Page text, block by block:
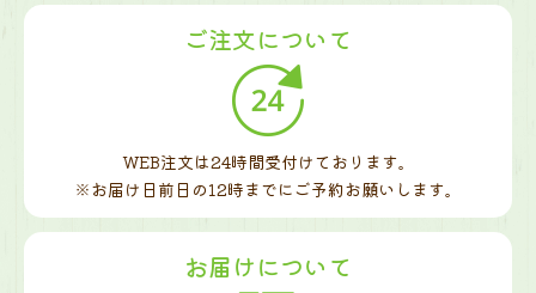
ご注文について
WEB注文は24時間受付けております。
※お届け日前日の12時までにご予約お願いします。
お届けについて